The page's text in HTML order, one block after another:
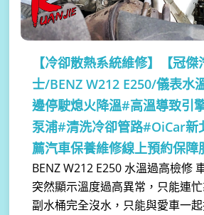
【冷卻散熱系統維修】
【冠
士/BENZ W212 E250/儀表水
邊停駛熄火降溫#高溫導致引
泵浦#清洗冷卻管路#OiCar新
薦汽車保養維修線上預約保障
BENZ W212 E250 水溫過高檢修
突然顯示溫度過高異常，只能連
副水桶完全沒水，只能與愛車一